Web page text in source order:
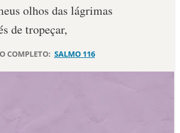
olhos das lágrimas
de tropeçar,
COMPLETO: SALMO 116